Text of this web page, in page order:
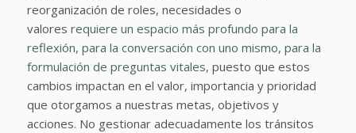
reorganización de roles, necesidades o
valores requiere un espacio más profundo para la
reflexión, para la conversación con uno mismo, para la
formulación de preguntas vitales, puesto que estos
cambios impactan en el valor, importancia y prioridad
que otorgamos a nuestras metas, objetivos y
acciones. No gestionar adecuadamente los tránsitos